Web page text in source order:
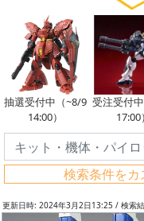
抽選受付中（~8/9
14:00）
受注受付
17:00）
検索条件を
グ
レ
更新日時: 2024年3月2日13:25 / 検索